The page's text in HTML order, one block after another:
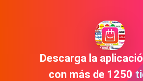
Descarga la
con más de 1250